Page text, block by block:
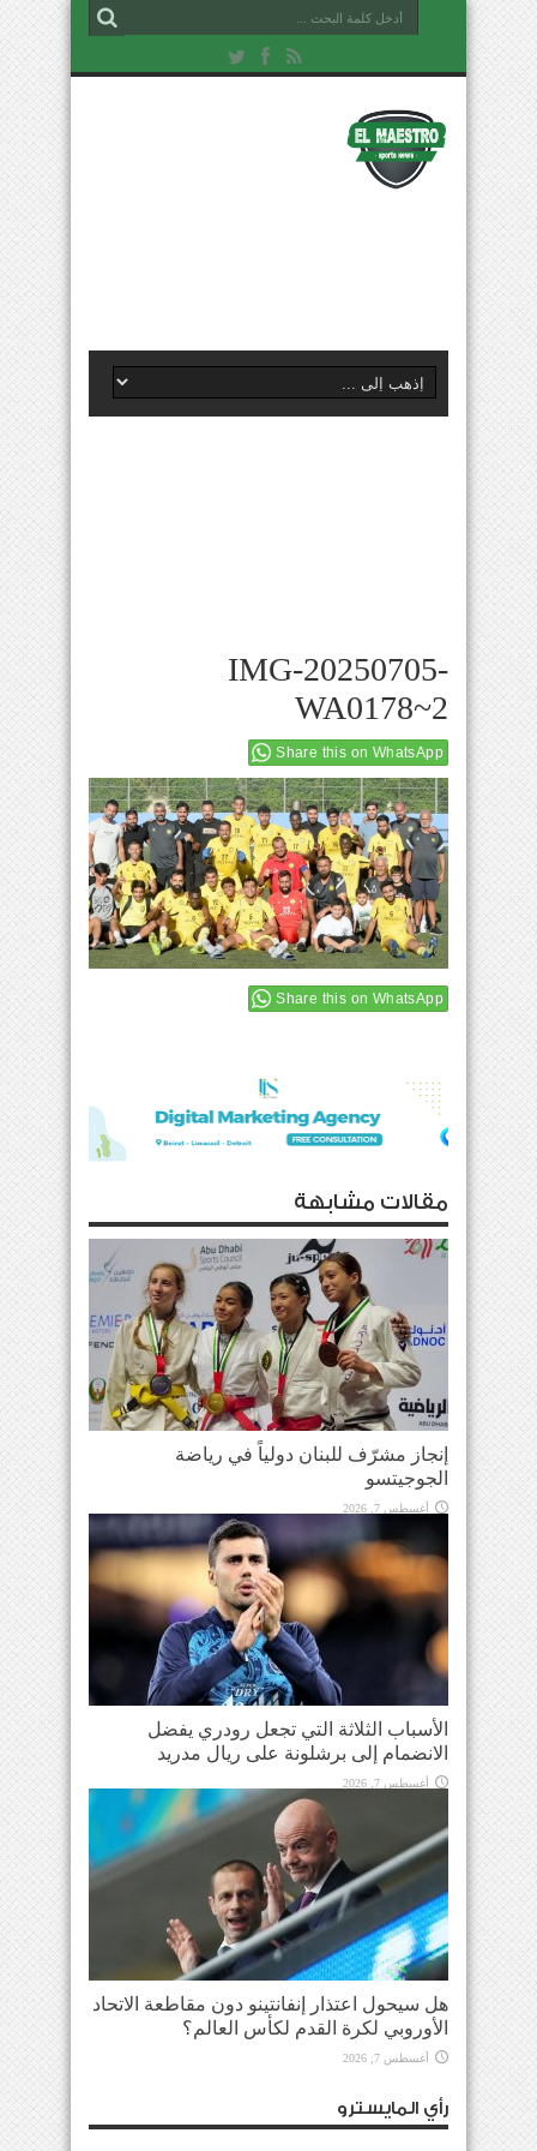
IMG-20250705-
WA0178~2
Share this on WhatsApp
Share this on WhatsApp
مقالات مشابهة
إنجاز مشرّف للبنان دولياً في رياضة
الجوجيتسو
أغسطس 7, 2026
الأسباب الثلاثة التي تجعل رودري يفضل
الانضمام إلى برشلونة على ريال مدريد
أغسطس 7, 2026
هل سيحول اعتذار إنفانتينو دون مقاطعة الاتحاد
الأوروبي لكرة القدم لكأس العالم؟
أغسطس 7, 2026
رأي المايسترو